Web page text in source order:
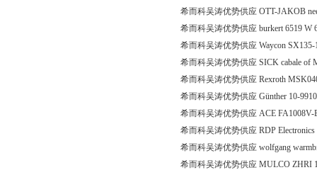
希而科吴涛优势供应 OTT-JAKOB
希而科吴涛优势供应 burkert 6519 W
希而科吴涛优势供应 Waycon
希而科吴涛优势供应 SICK cabale of
希而科吴涛优势供应 Rexroth
希而科吴涛优势供应 Günther 10-
希而科吴涛优势供应 ACE FA1008V-
希而科吴涛优势供应 RDP
希而科吴涛优势供应 wolfgang
希而科吴涛优势供应 MULCO ZHRI